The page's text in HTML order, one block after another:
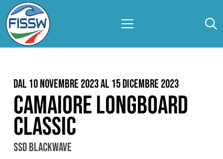
Dal 10 Novembre 2023 al 15 Dicembre 2023
CAMAIORE LONGBOARD
CLASSIC
SSD BLACKWAVE